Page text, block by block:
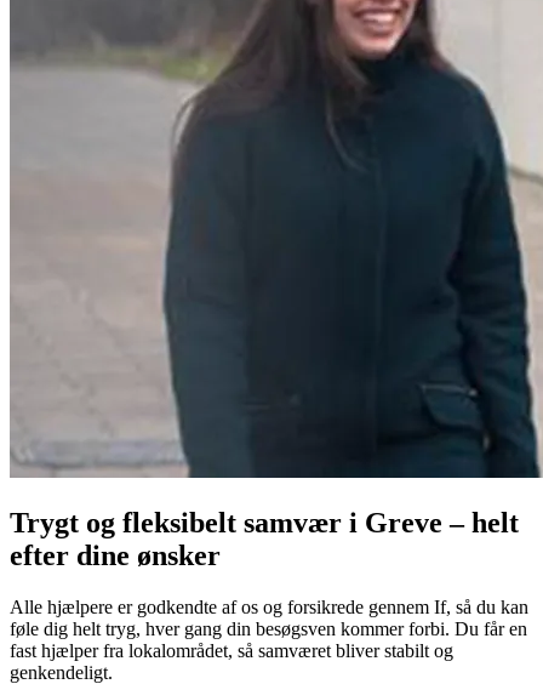
Trygt og fleksibelt samvær i Greve – helt
efter dine ønsker
Alle hjælpere er godkendte af os og forsikrede gennem If, så du kan
føle dig helt tryg, hver gang din besøgsven kommer forbi. Du får en
fast hjælper fra lokalområdet, så samværet bliver stabilt og
genkendeligt.